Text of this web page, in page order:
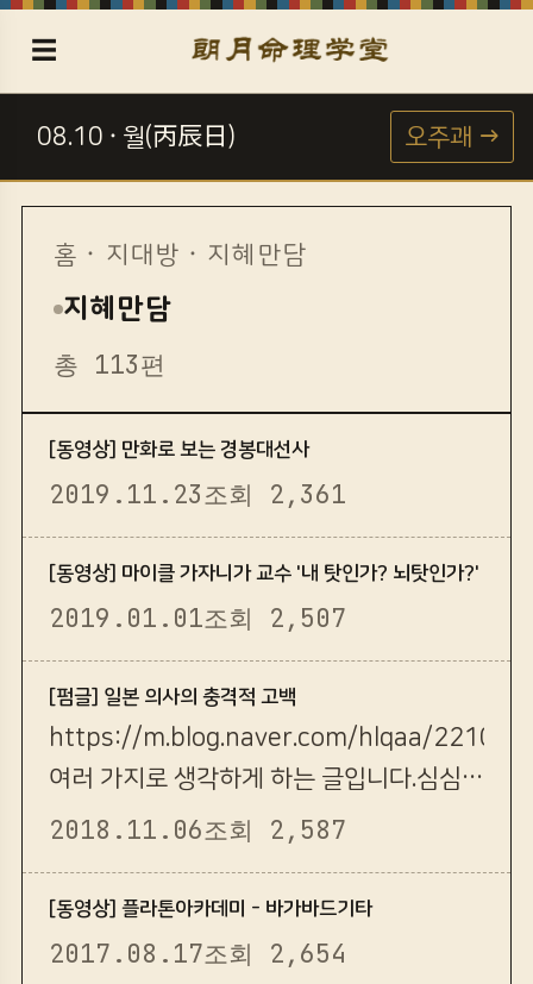
☰
08.10 · 월(丙辰日) 오주괘 →
홈 · 지대방 · 지혜만담
지혜만담
총 113편
[동영상] 만화로 보는 경봉대선사
2019.11.23조회 2,361
[동영상] 마이클 가자니가 교수 '내 탓인가? 뇌탓인가?'
2019.01.01조회 2,507
[펌글] 일본 의사의 충격적 고백
https://m.blog.naver.com/hlqaa/
여러 가지로 생각하게 하는 글입니다.심심풀
이보다는 지혜만담에 어울리네요.
2018.11.06조회 2,587
[동영상] 플라톤아카데미 - 바가바드기타
2017.08.17조회 2,654